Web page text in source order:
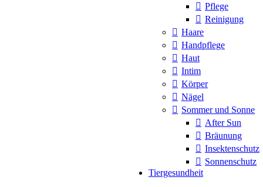
Pflege
Reinigung
Haare
Handpflege
Haut
Intim
Körper
Nägel
Sommer und Sonne
After Sun
Bräunung
Insektenschutz
Sonnenschutz
Tiergesundheit